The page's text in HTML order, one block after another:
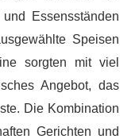
Essensständen
Speisen
sorgten mit viel
Angebot, das
Die Kombination
Gerichten und